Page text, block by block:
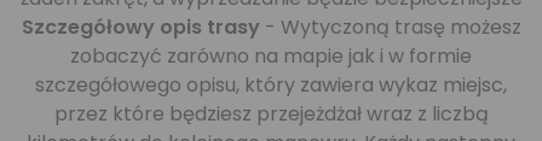
Szczegółowy opis trasy - Wytyczoną trasę możesz
zobaczyć zarówno na mapie jak i w formie
szczegółowego opisu, który zawiera wykaz miejsc,
przez które będziesz przejeżdżał wraz z liczbą